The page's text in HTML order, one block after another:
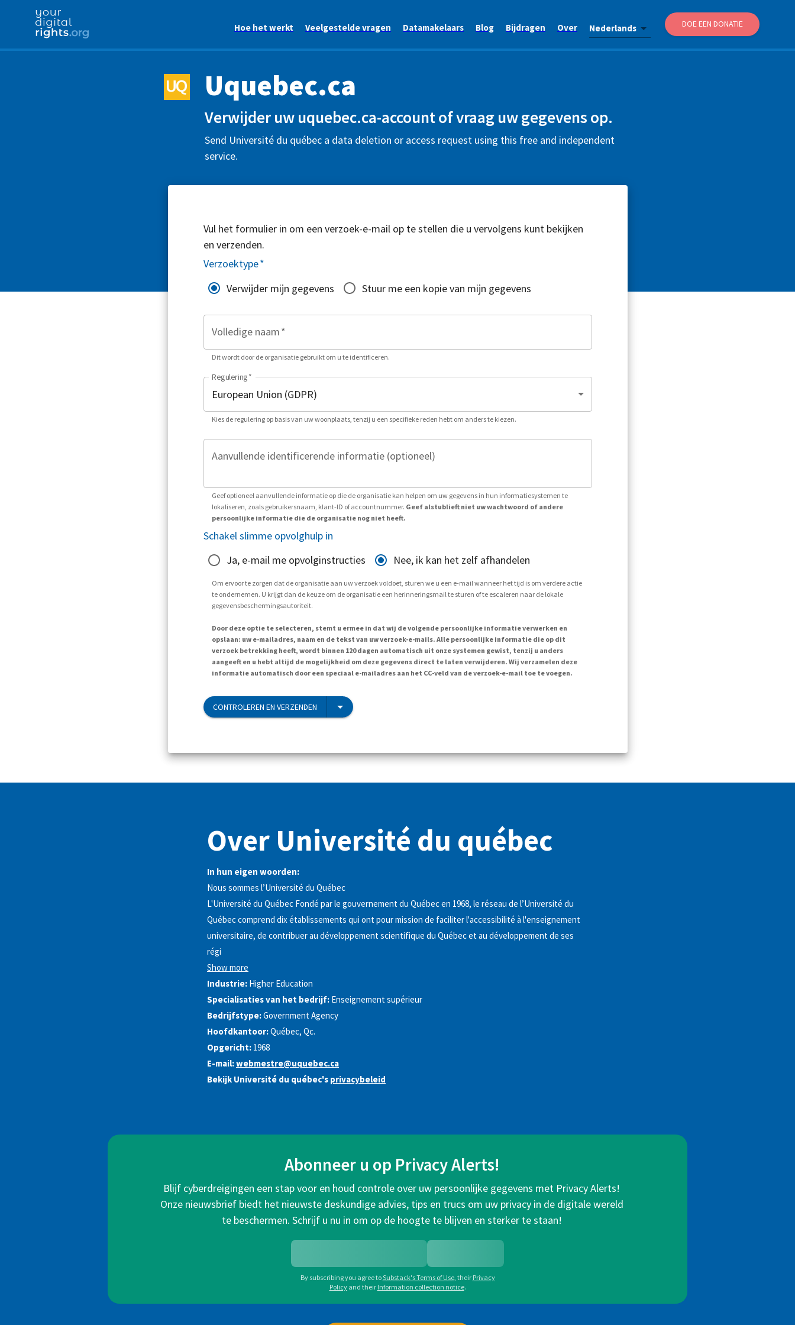
Hoe het werkt Veelgestelde vragen Datamakelaars Blog Bijdragen Over Nederlands DOE EEN DONATIE
Uquebec.ca
Verwijder uw uquebec.ca-account of vraag uw gegevens op.
Send Université du québec a data deletion or access request using this free and independent
service.
Vul het formulier in om een verzoek-e-mail op te stellen die u vervolgens kunt bekijken
en verzenden.
Verzoektype*
Verwijder mijn gegevens
Stuur me een kopie van mijn gegevens
Volledige naam*
Dit wordt door de organisatie gebruikt om u te identificeren.
Regulering*
Kies de regulering op basis van uw woonplaats, tenzij u een specifieke reden hebt om anders te kiezen.
Aanvullende identificerende informatie (optioneel)
Geef optioneel aanvullende informatie op die de organisatie kan helpen om uw gegevens in hun informatiesystemen te
lokaliseren, zoals gebruikersnaam, klant-ID of accountnummer. Geef alstublieft niet uw wachtwoord of andere
persoonlijke informatie die de organisatie nog niet heeft.
Schakel slimme opvolghulp in
Ja, e-mail me opvolginstructies
Nee, ik kan het zelf afhandelen
Om ervoor te zorgen dat de organisatie aan uw verzoek voldoet, sturen we u een e-mail wanneer het tijd is om verdere actie
te ondernemen. U krijgt dan de keuze om de organisatie een herinneringsmail te sturen of te escaleren naar de lokale
gegevensbeschermingsautoriteit.
Door deze optie te selecteren, stemt u ermee in dat wij de volgende persoonlijke informatie verwerken en
opslaan: uw e-mailadres, naam en de tekst van uw verzoek-e-mails. Alle persoonlijke informatie die op dit
verzoek betrekking heeft, wordt binnen 120 dagen automatisch uit onze systemen gewist, tenzij u anders
aangeeft en u hebt altijd de mogelijkheid om deze gegevens direct te laten verwijderen. Wij verzamelen deze
informatie automatisch door een speciaal e-mailadres aan het CC-veld van de verzoek-e-mail toe te voegen.
CONTROLEREN EN VERZENDEN
Over Université du québec
In hun eigen woorden:
Nous sommes l’Université du Québec
L'Université du Québec Fondé par le gouvernement du Québec en 1968, le réseau de l’Université du
Québec comprend dix établissements qui ont pour mission de faciliter l'accessibilité à l'enseignement
universitaire, de contribuer au développement scientifique du Québec et au développement de ses
régi
Show more
Industrie: Higher Education
Specialisaties van het bedrijf: Enseignement supérieur
Bedrijfstype:Government Agency
Hoofdkantoor:Québec, Qc.
Opgericht: 1968
E-mail:webmestre@uquebec.ca
Bekijk Université du québec's privacybeleid
Abonneer u op Privacy Alerts!
Blijf cyberdreigingen een stap voor en houd controle over uw persoonlijke gegevens met Privacy Alerts!
Onze nieuwsbrief biedt het nieuwste deskundige advies, tips en trucs om uw privacy in de digitale wereld
te beschermen. Schrijf u nu in om op de hoogte te blijven en sterker te staan!
By subscribing you agree toSubstack's Terms of Use, their Privacy
Policy and their Information collection notice.